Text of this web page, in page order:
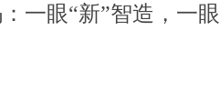
一眼“新”智造，一